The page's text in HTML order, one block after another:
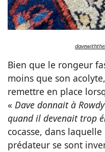
Bien que le rongeur
moins que son
remettre en place
« Dave donnait à
quand il devenait trop
cocasse, dans
prédateur se sont